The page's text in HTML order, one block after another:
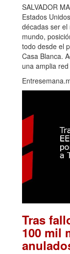
SALVADOR
Estados
décadas ser
mundo,
todo desde el
Casa Blanca.
una amplia
Tras
100 mil